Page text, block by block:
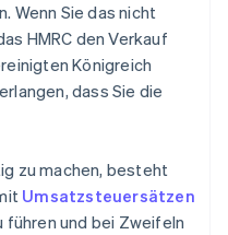
Wenn Sie das nicht
HMRC den Verkauf
Königreich
dass Sie die
zu machen, besteht
Umsatzsteuersätzen
führen und bei Zweifeln